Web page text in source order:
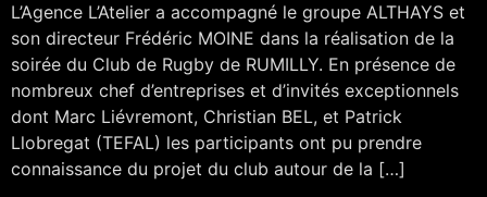
L’Agence L’Atelier a accompagné le groupe ALTHAYS et
son directeur Frédéric MOINE dans la réalisation de la
soirée du Club de Rugby de RUMILLY. En présence de
nombreux chef d’entreprises et d’invités exceptionnels
dont Marc Liévremont, Christian BEL, et Patrick
Llobregat (TEFAL) les participants ont pu prendre
connaissance du projet du club autour de la […]